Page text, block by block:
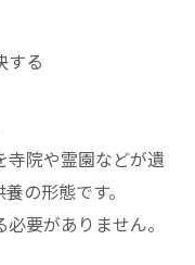
する
院や霊園などが遺
の形態です。
要がありません。